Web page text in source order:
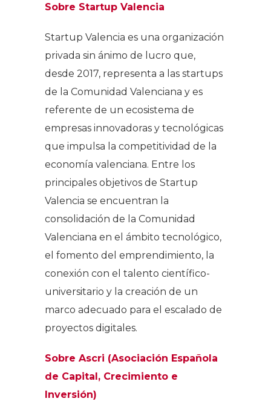
Sobre Startup Valencia
Startup Valencia es una organización
privada sin ánimo de lucro que,
desde 2017, representa a las startups
de la Comunidad Valenciana y es
referente de un ecosistema de
empresas innovadoras y tecnológicas
que impulsa la competitividad de la
economía valenciana. Entre los
principales objetivos de Startup
Valencia se encuentran la
consolidación de la Comunidad
Valenciana en el ámbito tecnológico,
el fomento del emprendimiento, la
conexión con el talento científico-
universitario y la creación de un
marco adecuado para el escalado de
proyectos digitales.
Sobre Ascri (Asociación Española
de Capital, Crecimiento e
Inversión)